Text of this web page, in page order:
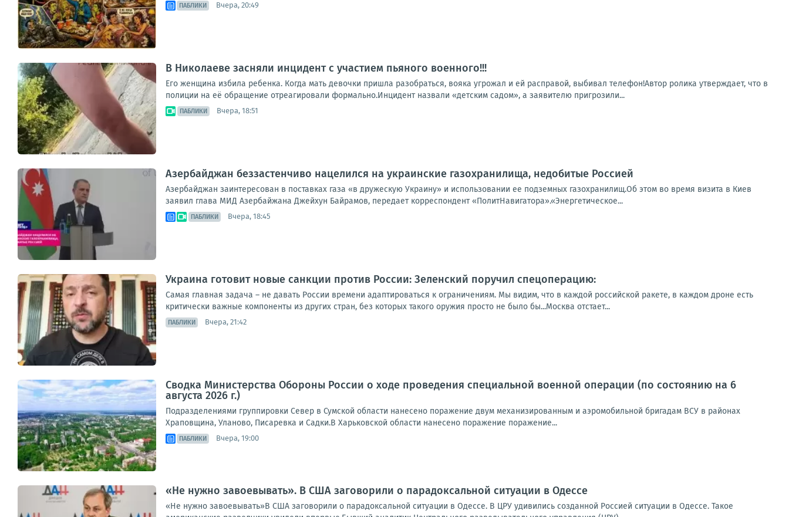
ПАБЛИКИ Вчера, 20:49
В Николаеве засняли инцидент с участием пьяного военного!!!
Его женщина избила ребенка. Когда мать девочки пришла разобраться, вояка угрожал и ей расправой, выбивал телефон!Автор ролика утверждает, что в
полиции на её обращение отреагировали формально.Инцидент назвали «детским садом», а заявителю пригрозили...
ПАБЛИКИ Вчера, 18:51
Азербайджан беззастенчиво нацелился на украинские газохранилища, недобитые Россией
Азербайджан заинтересован в поставках газа «в дружескую Украину» и использовании ее подземных газохранилищ.Об этом во время визита в Киев
заявил глава МИД Азербайжана Джейхун Байрамов, передает корреспондент «ПолитНавигатора».«Энергетическое...
ПАБЛИКИ Вчера, 18:45
Украина готовит новые санкции против России: Зеленский поручил спецоперацию:
Самая главная задача – не давать России времени адаптироваться к ограничениям. Мы видим, что в каждой российской ракете, в каждом дроне есть
критически важные компоненты из других стран, без которых такого оружия просто не было бы...Москва отстает...
ПАБЛИКИ Вчера, 21:42
Сводка Министерства Обороны России о ходе проведения специальной военной операции (по состоянию на 6
августа 2026 г.)
Подразделениями группировки Север в Сумской области нанесено поражение двум механизированным и аэромобильной бригадам ВСУ в районах
Храповщина, Уланово, Писаревка и Садки.В Харьковской области нанесено поражение поражение...
ПАБЛИКИ Вчера, 19:00
«Не нужно завоевывать». В США заговорили о парадоксальной ситуации в Одессе
«Не нужно завоевывать»В США заговорили о парадоксальной ситуации в Одессе. В ЦРУ удивились созданной Россией ситуации в Одессе. Такое